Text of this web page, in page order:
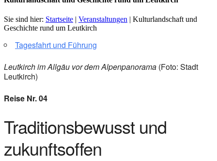
Sie sind hier: Startseite | Veranstaltungen | Kulturlandschaft und
Geschichte rund um Leutkirch
Tagesfahrt und Führung
Leutkirch im Allgäu vor dem Alpenpanorama (Foto: Stadt
Leutkirch)
Reise Nr. 04
Traditionsbewusst und
zukunftsoffen